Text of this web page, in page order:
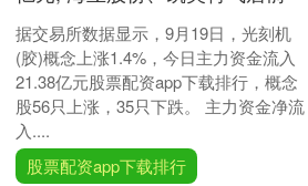
据交易所数据显示，9月19日，光刻机
(胶)概念上涨1.4%，今日主力资金流入
21.38亿元股票配资app下载排行，概念
股56只上涨，35只下跌。 主力资金净流
入....
股票配资app下载排行